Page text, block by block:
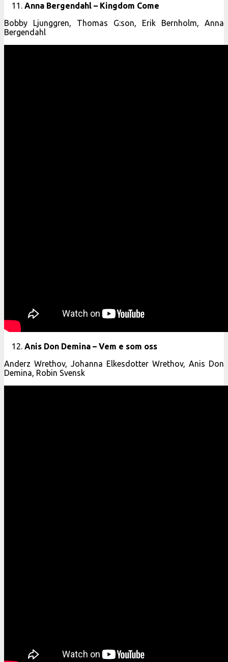
Anna Bergendahl – Kingdom Come
Bobby Ljunggren, Thomas G:son, Erik Bernholm, Anna
Bergendahl
Anis Don Demina – Vem e som oss
Anderz Wrethov, Johanna Elkesdotter Wrethov, Anis Don
Demina, Robin Svensk